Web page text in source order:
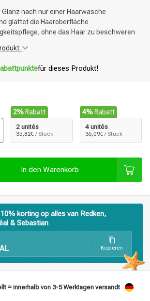
Haarfärbung
Glanz nach nur einer Haarwäsche
glättet die Haaroberfläche
ohne das Haar zu beschweren
für dieses Produkt!
2% Rabatt
2 unités
35,82€ / Stück
4% Rabatt
4 unités
35,09€ / Stück
In den Warenkorb
10% korting op alles van Redken,
& Sebastian
Kopieren
= innerhalb von 3-5 Werktagen versandt